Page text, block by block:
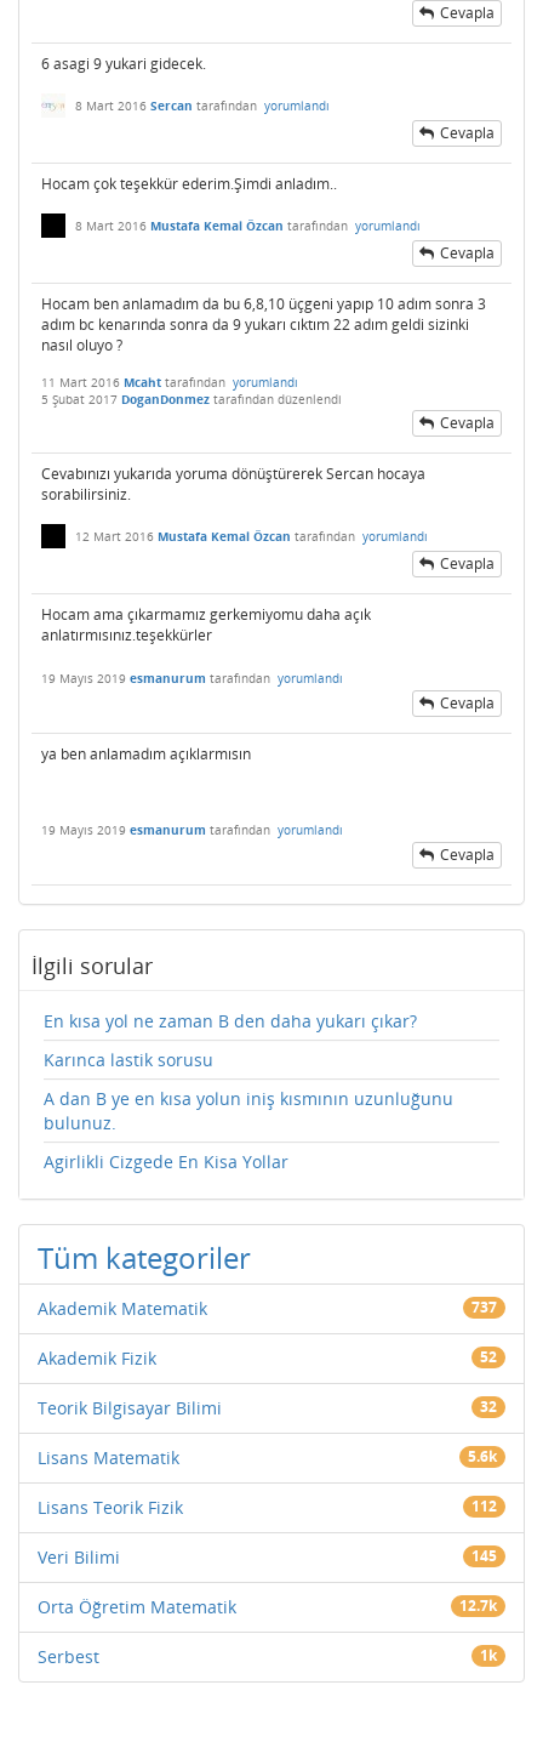
Cevapla
6 asagi 9 yukari gidecek.
8 Mart 2016 Sercan tarafından yorumlandı
Cevapla
Hocam çok teşekkür ederim.Şimdi anladım..
8 Mart 2016 Mustafa Kemal Özcan tarafından yorumlandı
Cevapla
Hocam ben anlamadım da bu 6,8,10 üçgeni yapıp 10 adım sonra 3
adım bc kenarında sonra da 9 yukarı cıktım 22 adım geldi sizinki
nasıl oluyo ?
11 Mart 2016 Mcaht tarafından yorumlandı
5 Şubat 2017 DoganDonmez tarafından düzenlendi
Cevapla
Cevabınızı yukarıda yoruma dönüştürerek Sercan hocaya
sorabilirsiniz.
12 Mart 2016 Mustafa Kemal Özcan tarafından yorumlandı
Cevapla
Hocam ama çıkarmamız gerkemiyomu daha açık
anlatırmısınız.teşekkürler
19 Mayıs 2019 esmanurum tarafından yorumlandı
Cevapla
ya ben anlamadım açıklarmısın
19 Mayıs 2019 esmanurum tarafından yorumlandı
Cevapla
İlgili sorular
En kısa yol ne zaman B den daha yukarı çıkar?
Karınca lastik sorusu
A dan B ye en kısa yolun iniş kısmının uzunluğunu
bulunuz.
Agirlikli Cizgede En Kisa Yollar
Tüm kategoriler
Akademik Matematik 737
Akademik Fizik 52
Teorik Bilgisayar Bilimi 32
Lisans Matematik 5.6k
Lisans Teorik Fizik 112
Veri Bilimi 145
Orta Öğretim Matematik 12.7k
Serbest 1k